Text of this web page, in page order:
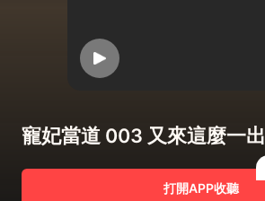
寵妃當道 003 又來這麼一出
打開APP收聽